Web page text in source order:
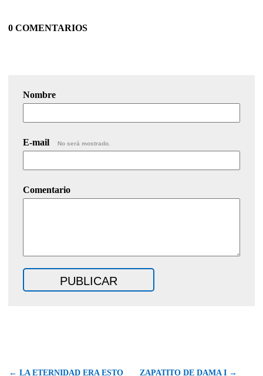
0 COMENTARIOS
Nombre
E-mail No será mostrado.
Comentario
← LA ETERNIDAD ERA ESTO ZAPATITO DE DAMA I →